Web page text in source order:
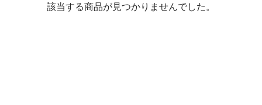
該当する商品が見つかりませんでした。